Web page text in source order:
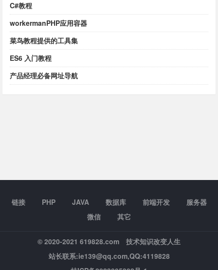
C#教程
workermanPHP应用容器
菜鸟教程提供的工具集
ES6 入门教程
产品经理必备网址导航
链接 PHP JAVA 数据库 前端开发
服务器
微信
其它
© 2020-2021 619828.com
技术知识改变人生
站长联系:ie139@qq.com,QQ:4119828